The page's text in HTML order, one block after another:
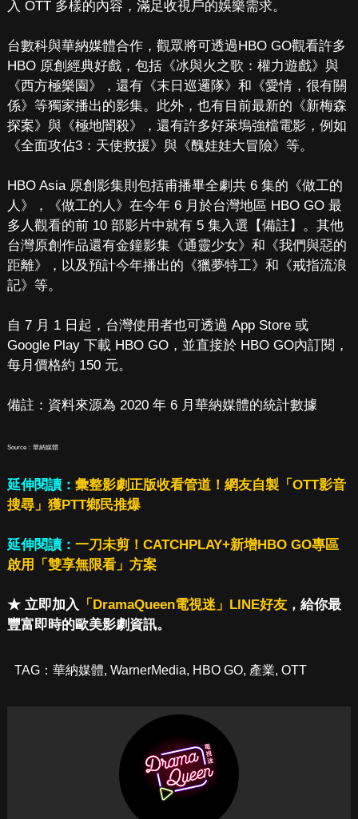
入 OTT 多樣的內容，滿足收視戶的娛樂需求。
台數科與華納媒體合作，觀眾將可透過HBO GO觀看許多
HBO 原創經典好戲，包括《冰與火之歌：權力遊戲》與
《西方極樂園》，還有《末日巡邏隊》和《愛情，很有關
係》等獨家播出的影集。此外，也有目前最新的《新梅森
探案》與《極地闇殺》，還有許多好萊塢強檔電影，例如
《全面攻佔3：天使救援》與《醜娃娃大冒險》等。
HBO Asia 原創影集則包括甫播畢全劇共 6 集的《做工的
人》，《做工的人》在今年 6 月於台灣地區 HBO GO 最
多人觀看的前 10 部影片中就有 5 集入選【備註】。其他
台灣原創作品還有金鐘影集《通靈少女》和《我們與惡的
距離》，以及預計今年播出的《獵夢特工》和《戒指流浪
記》等。
自 7 月 1 日起，台灣使用者也可透過 App Store 或
Google Play 下載 HBO GO，並直接於 HBO GO內訂閱，
每月價格約 150 元。
備註：資料來源為 2020 年 6 月華納媒體的統計數據
Source：華納媒體
延伸閱讀： 彙整影劇正版收看管道！網友自製「OTT影音
搜尋」獲PTT鄉民推爆
延伸閱讀： 一刀未剪！CATCHPLAY+新增HBO GO專區
啟用「雙享無限看」方案
★ 立即加入 「DramaQueen電視迷」LINE好友，給你最
豐富即時的歐美影劇資訊。
TAG： 華納媒體, WarnerMedia, HBO GO, 產業, OTT